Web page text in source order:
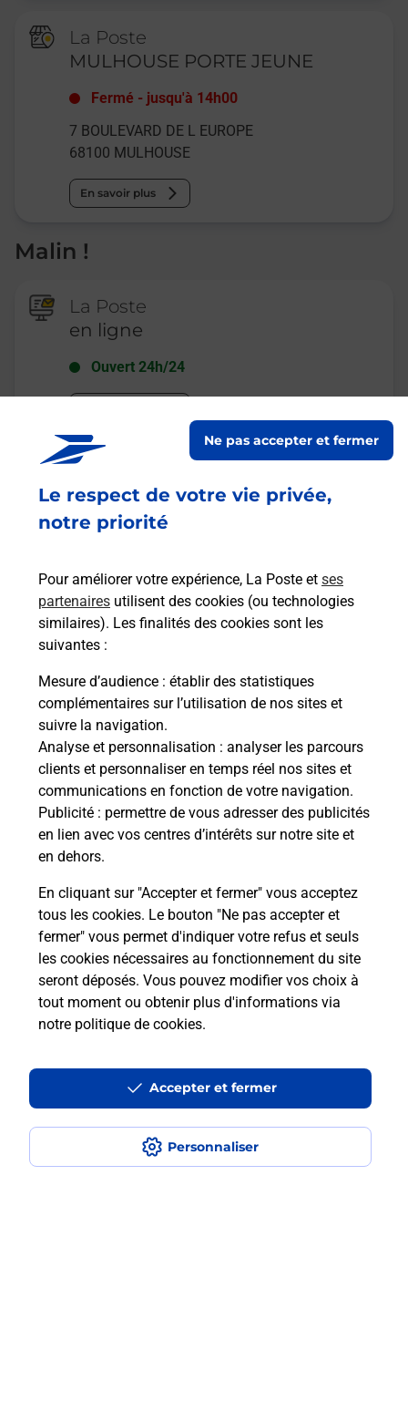
Le respect de votre vie privée,
notre priorité
Pour améliorer votre expérience, La Poste et ses
partenaires utilisent des cookies (ou technologies
similaires). Les finalités des cookies sont les
suivantes :
Mesure d’audience : établir des statistiques
complémentaires sur l’utilisation de nos sites et
suivre la navigation.
Analyse et personnalisation : analyser les parcours
clients et personnaliser en temps réel nos sites et
communications en fonction de votre navigation.
Publicité : permettre de vous adresser des publicités
en lien avec vos centres d’intérêts sur notre site et
en dehors.
En cliquant sur "Accepter et fermer" vous acceptez
tous les cookies. Le bouton "Ne pas accepter et
fermer" vous permet d'indiquer votre refus et seuls
les cookies nécessaires au fonctionnement du site
seront déposés. Vous pouvez modifier vos choix à
tout moment ou obtenir plus d'informations via
notre politique de cookies.
Personnaliser
Ne pas accepter et fermer
Accepter et fermer
La Poste
MULHOUSE PORTE JEUNE
Fermé - jusqu'à 14h00
7 BOULEVARD DE L EUROPE
68100 MULHOUSE
En savoir plus
Malin !
La Poste
en ligne
Ouvert 24h/24
Questions fréquemment posées
Quel réseau utilise La Poste Mobile ?
Est-ce que je peux garder mon
numéro de mobile gratuitement ?
Est-ce que je peux bénéficier de la 5G
avec La Poste Mobile ?
Est-ce que je peux utiliser mon forfait
Est-ce que je peux payer mon iPhone
en plusieurs fois avec La Poste Mobile
Est-ce que je peux assurer mon
iPhone ?
Acheter un iPhone neuf ou reconditionné